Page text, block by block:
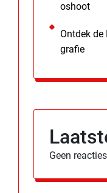
oshoot
Ontdek
grafie
Geen